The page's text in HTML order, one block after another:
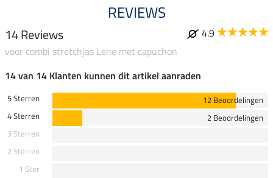
REVIEWS
14 Reviews
4.9
voor combi stretchjas Lene met capuchon
14 van 14 Klanten kunnen dit artikel aanraden
5 Sterren
12 Beoordelingen
4 Sterren
2 Beoordelingen
3 Sterren
2 Sterren
1 Ster